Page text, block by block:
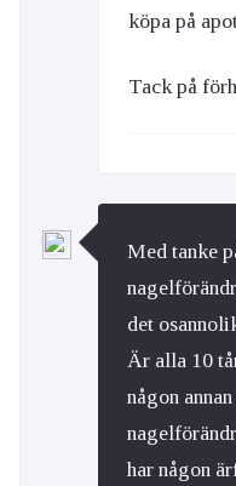
köpa på
Tack på
Med tanke
det
Är alla 10
någon
har någon